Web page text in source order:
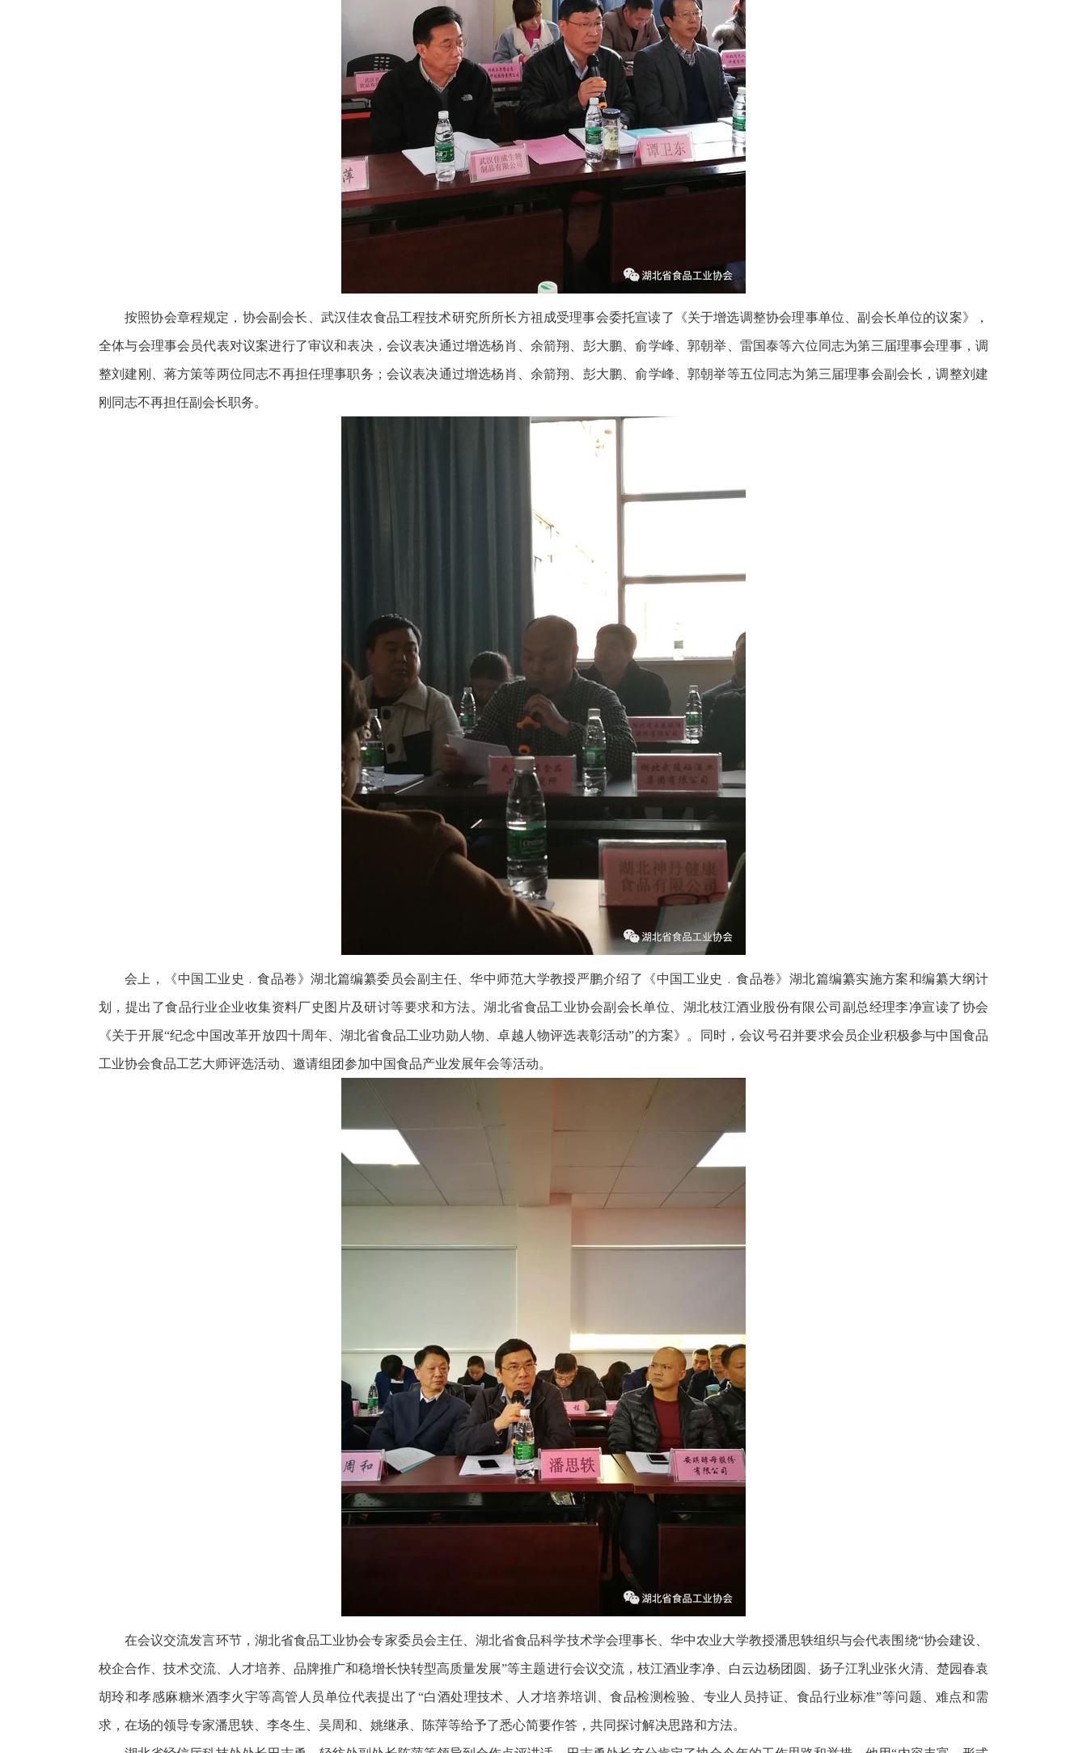
按照协会章程规定，协会副会长、武汉佳农食品工程技术研究所所长方祖成受理事会委托宣读了《关于增选调整协会理事单位、副会长单位的议案》，
全体与会理事会员代表对议案进行了审议和表决，会议表决通过增选杨肖、余箭翔、彭大鹏、俞学峰、郭朝举、雷国泰等六位同志为第三届理事会理事，调
整刘建刚、蒋方策等两位同志不再担任理事职务；会议表决通过增选杨肖、余箭翔、彭大鹏、俞学峰、郭朝举等五位同志为第三届理事会副会长，调整刘建
刚同志不再担任副会长职务。
会上，《中国工业史﹒食品卷》湖北篇编纂委员会副主任、华中师范大学教授严鹏介绍了《中国工业史﹒食品卷》湖北篇编纂实施方案和编纂大纲计
划，提出了食品行业企业收集资料厂史图片及研讨等要求和方法。湖北省食品工业协会副会长单位、湖北枝江酒业股份有限公司副总经理李净宣读了协会
《关于开展“纪念中国改革开放四十周年、湖北省食品工业功勋人物、卓越人物评选表彰活动”的方案》。同时，会议号召并要求会员企业积极参与中国食品
工业协会食品工艺大师评选活动、邀请组团参加中国食品产业发展年会等活动。
在会议交流发言环节，湖北省食品工业协会专家委员会主任、湖北省食品科学技术学会理事长、华中农业大学教授潘思轶组织与会代表围绕“协会建设、
校企合作、技术交流、人才培养、品牌推广和稳增长快转型高质量发展”等主题进行会议交流，枝江酒业李净、白云边杨团圆、扬子江乳业张火清、楚园春袁
胡玲和孝感麻糖米酒李火宇等高管人员单位代表提出了“白酒处理技术、人才培养培训、食品检测检验、专业人员持证、食品行业标准”等问题、难点和需
求，在场的领导专家潘思轶、李冬生、吴周和、姚继承、陈萍等给予了悉心简要作答，共同探讨解决思路和方法。